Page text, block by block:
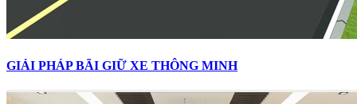
GIẢI PHÁP BÃI GIỮ XE THÔNG MINH